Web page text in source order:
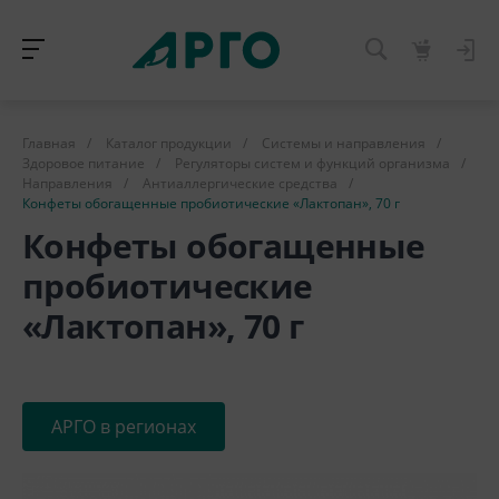
Главная / Каталог продукции / Системы и направления
/
Здоровое питание
/ Регуляторы систем и функций организма
/
Направления
/ Антиаллергические средства
/
Конфеты обогащенные пробиотические «Лактопан», 70 г
Конфеты обогащенные
пробиотические
«Лактопан», 70 г
АРГО в регионах